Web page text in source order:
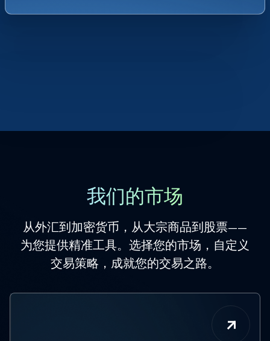
我们的市场
从外汇到加密货币，从大宗商品到股票——
为您提供精准工具。选择您的市场，自定义
交易策略，成就您的交易之路。